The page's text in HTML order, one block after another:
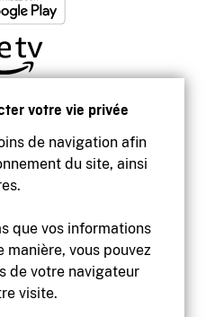
votre vie privée
de navigation afin
du site, ainsi
que vos informations
vous pouvez
de votre navigateur
visite.